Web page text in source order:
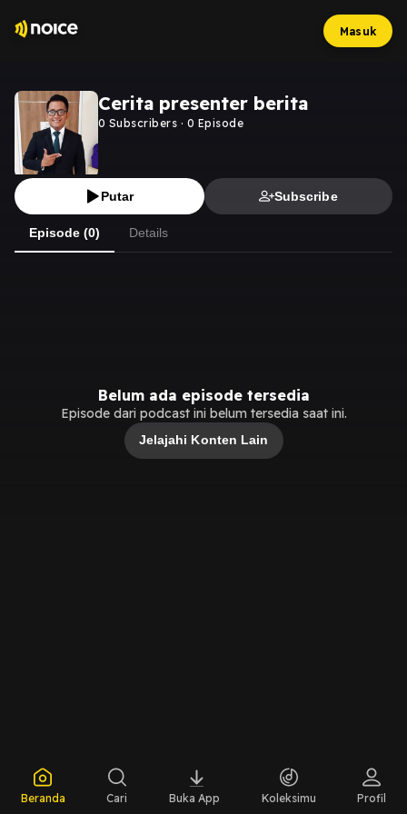
Masuk
Cerita presenter berita
0 Subscribers · 0 Episode
Putar Subscribe
Episode (0) Details
Belum ada episode tersedia
Episode dari podcast ini belum tersedia saat ini.
Jelajahi Konten Lain
Beranda Cari Buka App Koleksimu Profil